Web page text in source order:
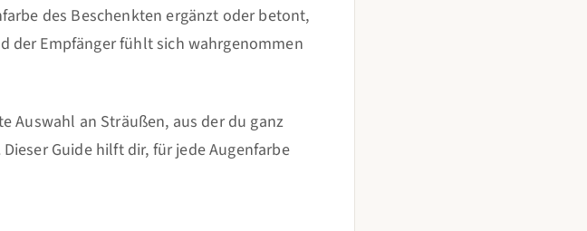
des Beschenkten ergänzt oder betont,
der Empfänger fühlt sich wahrgenommen
Auswahl an Sträußen, aus der du ganz
Guide hilft dir, für jede Augenfarbe